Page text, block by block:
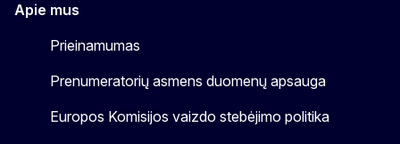
Apie mus
Prieinamumas
Prenumeratorių asmens duomenų apsauga
Europos Komisijos vaizdo stebėjimo politika